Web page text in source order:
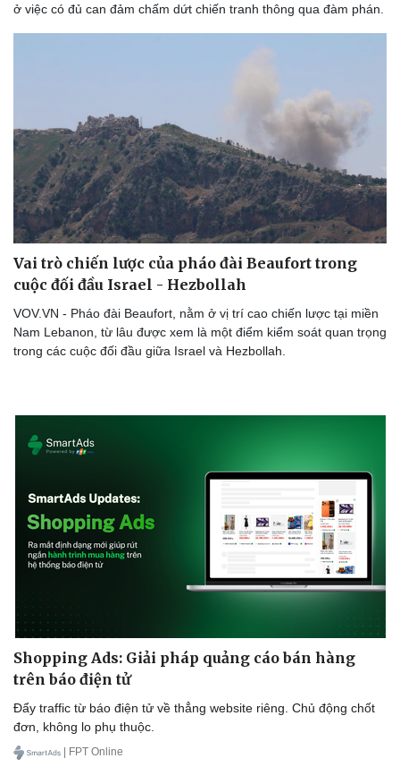
Doanh nghiệp 24h
Doanh nhân
Vì cộng đồng
Tin Công nghệ
Trải nghiệm
Chuyển đổi số
ở việc có đủ can đảm chấm dứt chiến tranh thông qua đàm phán.
Vai trò chiến lược của pháo đài Beaufort trong
cuộc đối đầu Israel - Hezbollah
VOV.VN - Pháo đài Beaufort, nằm ở vị trí cao chiến lược tại miền
Nam Lebanon, từ lâu được xem là một điểm kiểm soát quan trọng
trong các cuộc đối đầu giữa Israel và Hezbollah.
Shopping Ads: Giải pháp quảng cáo bán hàng
trên báo điện tử
Đẩy traffic từ báo điện tử về thẳng website riêng. Chủ động chốt
đơn, không lo phụ thuộc.
| FPT Online